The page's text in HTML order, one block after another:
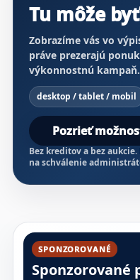
Tu môže
Zobrazíme vás vo
práve prezerajú
výkonnostnú kampaň.
desktop / tablet / mobil
Pozrieť
Bez kreditov a bez
na schválenie
SPONZOROVANÉ
Sponzorované